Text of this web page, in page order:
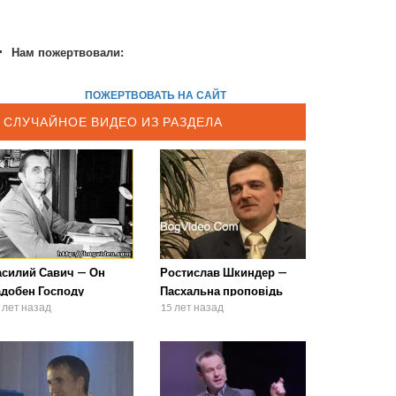
Нам пожертвовали:
ПОЖЕРТВОВАТЬ НА САЙТ
СЛУЧАЙНОЕ ВИДЕО ИЗ РАЗДЕЛА
Савич — Он
Господу
назад
Ростислав Шкиндер —
Пасхальна проповідь
15 лет назад